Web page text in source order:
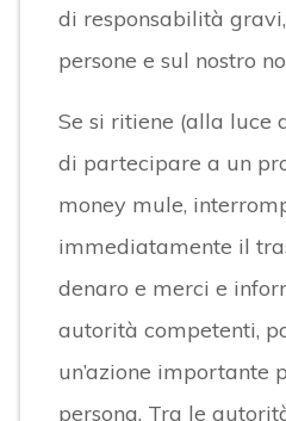
di responsabilità
persone e sul nostro
Se si ritiene (alla luce
di partecipare a un
money mule,
immediatamente il
denaro e merci e
autorità competenti,
un’azione importante
persona. Tra le